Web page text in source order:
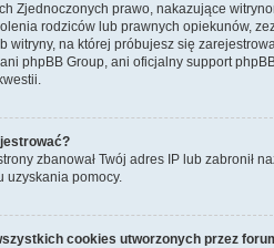
Zjednoczonych prawo, nakazujące
rodziców lub prawnych opiekunów,
witryny, na której próbujesz się
phpBB Group, ani oficjalny support
zbanował Twój adres IP lub zabronił
uzyskania pomocy.
cookies utworzonych przez